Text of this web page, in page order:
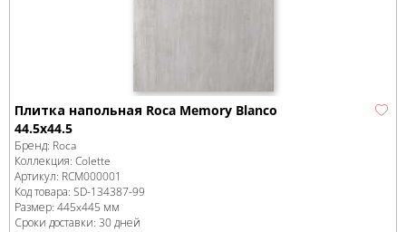
Плитка напольная Roca Memory Blanco
44.5х44.5
Бренд: Roca
Коллекция: Colette
Артикул: RCM000001
Код товара: SD-134387-99
Размер: 445x445 мм
Сроки доставки: 30 дней